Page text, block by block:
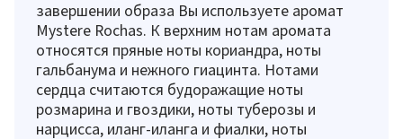
завершении образа Вы используете аромат
Mystere Rochas. К верхним нотам аромата
относятся пряные ноты кориандра, ноты
гальбанума и нежного гиацинта. Нотами
сердца считаются будоражащие ноты
розмарина и гвоздики, ноты туберозы и
нарцисса, иланг-иланга и фиалки, ноты